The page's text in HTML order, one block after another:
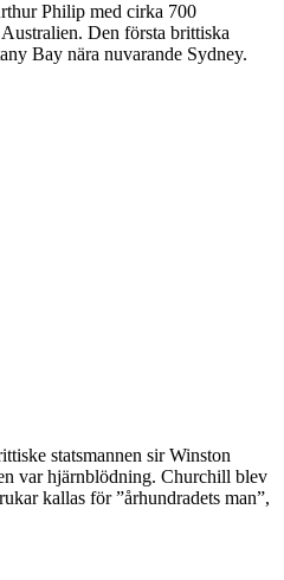
Philip med cirka 700
Den första brittiska
Bay nära nuvarande Sydney.
statsmannen sir Winston
var hjärnblödning. Churchill blev
kallas för ”århundradets man”,